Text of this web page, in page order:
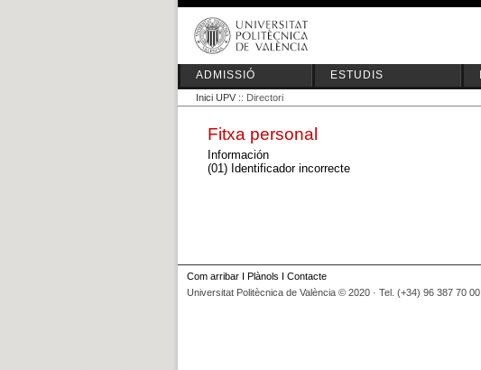
ADMISSIÓ ESTUDIS
Inici UPV :: Directori
Fitxa personal
Información
(01) Identificador incorrecte
Com arribar Plànols
Contacte
Universitat Politècnica de València © 2020 · Tel. (+34) 96 387 70 00